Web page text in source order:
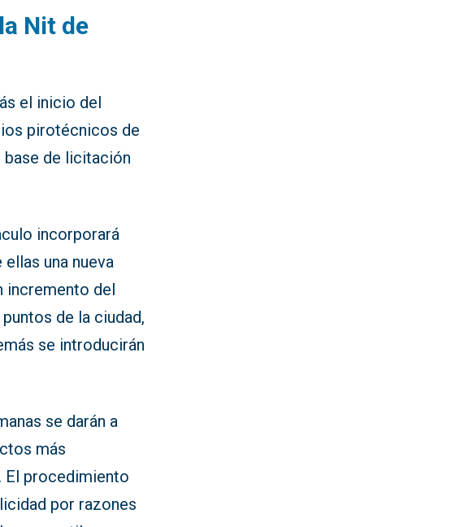
Nit de
el inicio del
pirotécnicos de
base de licitación
incorporará
una nueva
incremento del
de la ciudad,
se introducirán
se darán a
más
. El procedimiento
por razones